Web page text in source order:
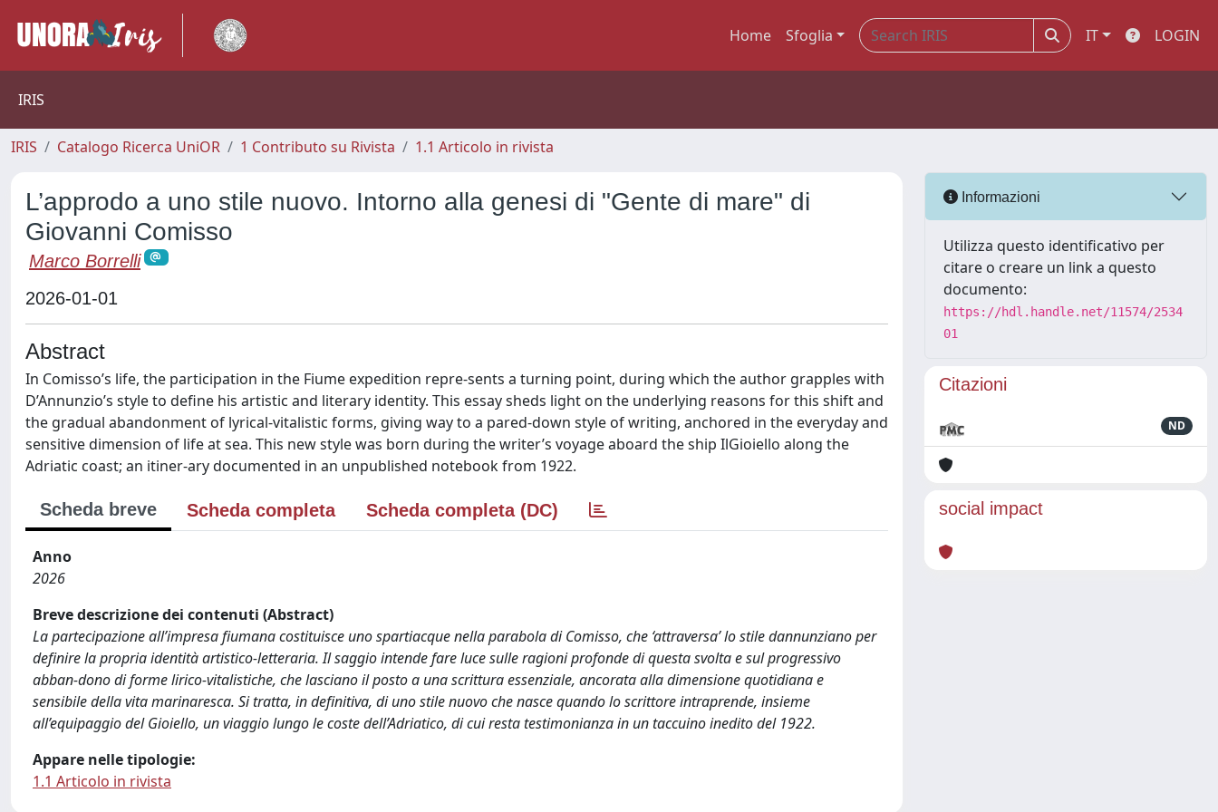
Home Sfoglia IT LOGIN
IRIS
IRIS Catalogo Ricerca UniOR 1 Contributo su Rivista 1.1 Articolo in rivista
L’approdo a uno stile nuovo. Intorno alla genesi di "Gente di mare" di
Giovanni Comisso
Marco Borrelli
2026-01-01
Abstract
In Comisso’s life, the participation in the Fiume expedition repre-sents a turning point, during which the author grapples with
D’Annunzio’s style to define his artistic and literary identity. This essay sheds light on the underlying reasons for this shift and
the gradual abandonment of lyrical-vitalistic forms, giving way to a pared-down style of writing, anchored in the everyday and
sensitive dimension of life at sea. This new style was born during the writer’s voyage aboard the ship IlGioiello along the
Adriatic coast; an itiner-ary documented in an unpublished notebook from 1922.
Scheda breve Scheda completa Scheda completa (DC)
Anno
2026
Breve descrizione dei contenuti (Abstract)
La partecipazione all’impresa fiumana costituisce uno spartiacque nella parabola di Comisso, che ‘attraversa’ lo stile dannunziano per
definire la propria identità artistico-letteraria. Il saggio intende fare luce sulle ragioni profonde di questa svolta e sul progressivo
abban-dono di forme lirico-vitalistiche, che lasciano il posto a una scrittura essenziale, ancorata alla dimensione quotidiana e
sensibile della vita marinaresca. Si tratta, in definitiva, di uno stile nuovo che nasce quando lo scrittore intraprende, insieme
all’equipaggio del Gioiello, un viaggio lungo le coste dell’Adriatico, di cui resta testimonianza in un taccuino inedito del 1922.
Appare nelle tipologie:
1.1 Articolo in rivista
Informazioni
Utilizza questo identificativo per
citare o creare un link a questo
documento:
https://hdl.handle.net/11574/2534
01
Citazioni
ND
social impact